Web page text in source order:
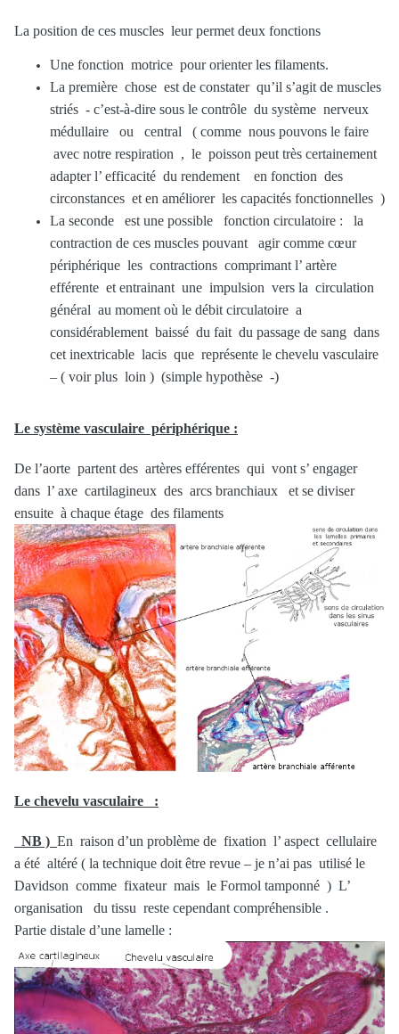
La position de ces muscles leur permet deux fonctions
Une fonction motrice pour orienter les filaments.
La première chose est de constater qu’il s’agit de muscles
striés - c’est-à-dire sous le contrôle du système nerveux
médullaire ou central ( comme nous pouvons le faire
avec notre respiration , le poisson peut très certainement
adapter l’ efficacité du rendement en fonction des
circonstances et en améliorer les capacités fonctionnelles )
La seconde est une possible fonction circulatoire : la
contraction de ces muscles pouvant agir comme cœur
périphérique les contractions comprimant l’ artère
efférente et entrainant une impulsion vers la circulation
général au moment où le débit circulatoire a
considérablement baissé du fait du passage de sang dans
cet inextricable lacis que représente le chevelu vasculaire
– ( voir plus loin ) (simple hypothèse -)
Le système vasculaire périphérique :
De l’aorte partent des artères efférentes qui vont s’ engager
dans l’ axe cartilagineux des arcs branchiaux et se diviser
ensuite à chaque étage des filaments
Le chevelu vasculaire :
NB ) En raison d’un problème de fixation l’ aspect cellulaire
a été altéré ( la technique doit être revue – je n’ai pas utilisé le
Davidson comme fixateur mais le Formol tamponné ) L’
organisation du tissu reste cependant compréhensible .
Partie distale d’une lamelle :